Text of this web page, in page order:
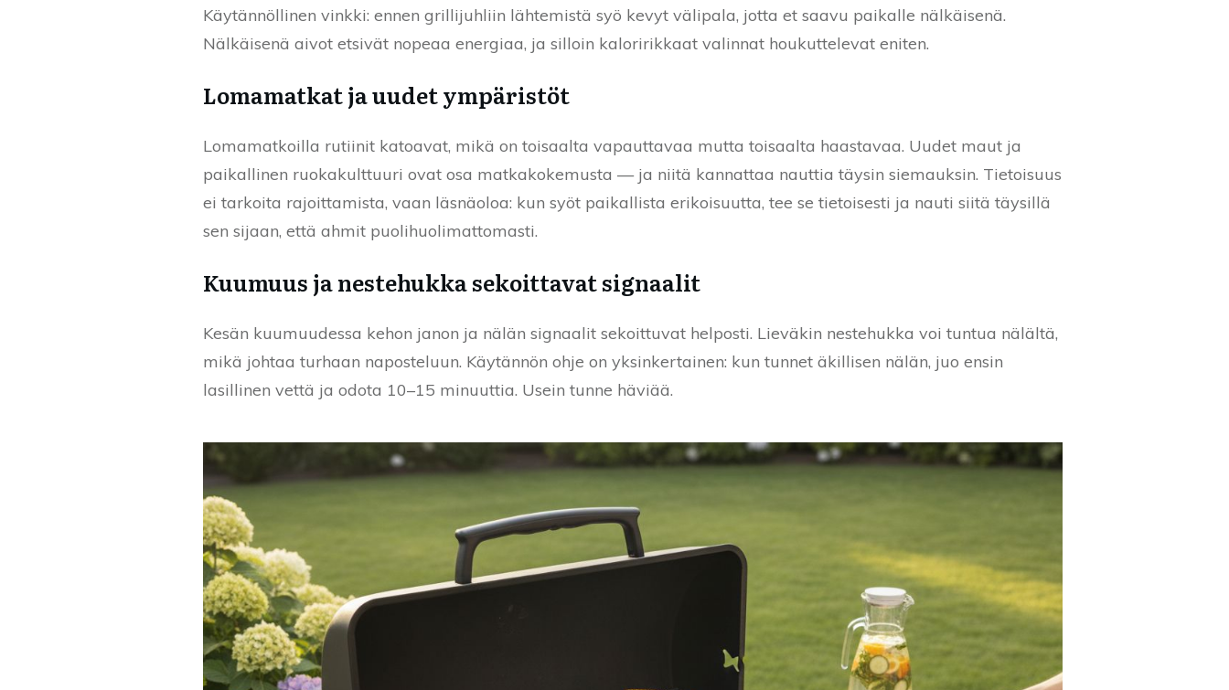
Käytännöllinen vinkki: ennen grillijuhliin lähtemistä syö kevyt välipala, jotta et saavu paikalle nälkäisenä.
Nälkäisenä aivot etsivät nopeaa energiaa, ja silloin kaloririkkaat valinnat houkuttelevat eniten.
Lomamatkat ja uudet ympäristöt
Lomamatkoilla rutiinit katoavat, mikä on toisaalta vapauttavaa mutta toisaalta haastavaa. Uudet maut ja
paikallinen ruokakulttuuri ovat osa matkakokemusta — ja niitä kannattaa nauttia täysin siemauksin. Tietoisuus
ei tarkoita rajoittamista, vaan läsnäoloa: kun syöt paikallista erikoisuutta, tee se tietoisesti ja nauti siitä täysillä
sen sijaan, että ahmit puolihuolimattomasti.
Kuumuus ja nestehukka sekoittavat signaalit
Kesän kuumuudessa kehon janon ja nälän signaalit sekoittuvat helposti. Lieväkin nestehukka voi tuntua nälältä,
mikä johtaa turhaan naposteluun. Käytännön ohje on yksinkertainen: kun tunnet äkillisen nälän, juo ensin
lasillinen vettä ja odota 10–15 minuuttia. Usein tunne häviää.